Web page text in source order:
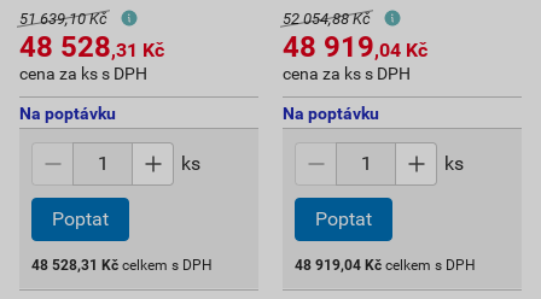
51 639,10 Kč
48 528,31 Kč
cena za ks s DPH
Na poptávku
ks
Poptat
48 528,31 Kč celkem s DPH
52 054,88 Kč
48 919,04 Kč
cena za ks s DPH
Na poptávku
ks
Poptat
48 919,04 Kč celkem s DPH